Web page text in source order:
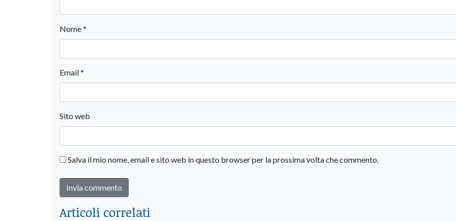
Nome*
Email*
Sito web
Salva il mio nome, email e sito web in questo browser per la prossima volta che commento.
Articoli correlati